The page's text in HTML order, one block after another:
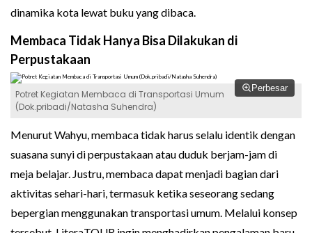
dinamika kota lewat buku yang dibaca.
Membaca Tidak Hanya Bisa Dilakukan di
Perpustakaan
Perbesar
Potret Kegiatan Membaca di Transportasi Umum
(Dok.pribadi/Natasha Suhendra)
Menurut Wahyu, membaca tidak harus selalu identik dengan
suasana sunyi di perpustakaan atau duduk berjam-jam di
meja belajar. Justru, membaca dapat menjadi bagian dari
aktivitas sehari-hari, termasuk ketika seseorang sedang
bepergian menggunakan transportasi umum. Melalui konsep